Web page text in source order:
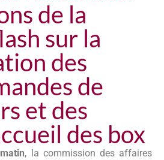
de la
sur la
des
de
et des
des box
, la commission des affaires